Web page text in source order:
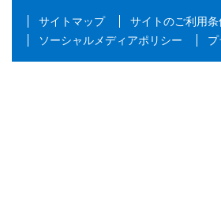
サイトマップ サイトのご利用条
ソーシャルメディアポリシー